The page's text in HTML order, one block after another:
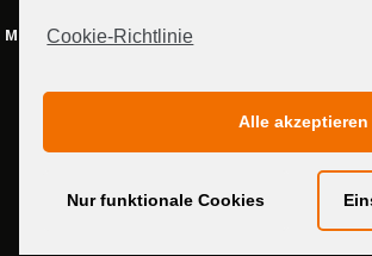
MEDIADATEN
Cookie-Richtlinie
Alle akzeptieren
Nur funktionale Cookies